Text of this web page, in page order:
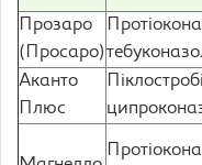
Прозаро
(Просаро)
Аканто
Плюс